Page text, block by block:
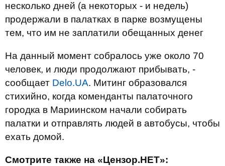
несколько дней (а некоторых - и недель)
продержали в палатках в парке возмущены
тем, что им не заплатили обещанных денег
На данный момент собралось уже около 70
человек, и люди продолжают прибывать, -
сообщает Delo.UA. Митинг образовался
стихийно, когда коменданты палаточного
городка в Мариинском начали собирать
палатки и отправлять людей в автобусы, чтобы
ехать домой.
Смотрите также на «Цензор.НЕТ»: